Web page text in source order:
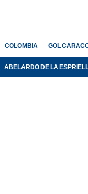
COLOMBIA GOL
ABELARDO DE LA